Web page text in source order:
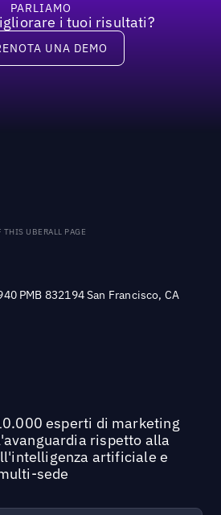
PARLIAMO
i tuoi risultati?
una demoUNA DEMO
THIS UBERALL PAGE
PMB 832194 San Francisco, CA
esperti di marketing
rispetto alla
artificiale e
sede